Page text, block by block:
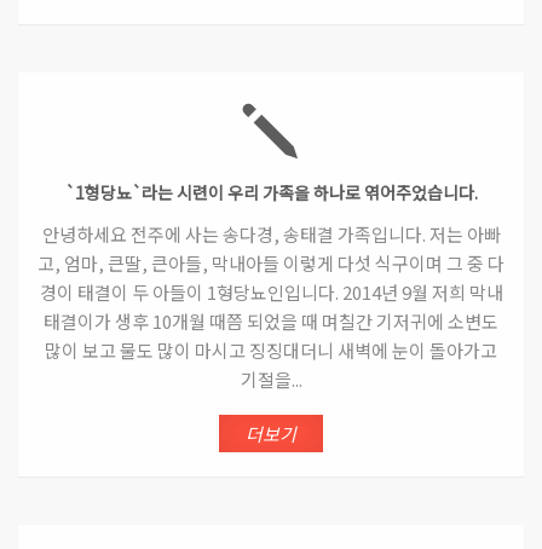
`1형당뇨`라는 시련이 우리 가족을 하나로 엮어주었습니다.
안녕하세요 전주에 사는 송다경, 송태결 가족입니다. 저는 아빠
고, 엄마, 큰딸, 큰아들, 막내아들 이렇게 다섯 식구이며 그 중 다
경이 태결이 두 아들이 1형당뇨인입니다. 2014년 9월 저희 막내
태결이가 생후 10개월 때쯤 되었을 때 며칠간 기저귀에 소변도
많이 보고 물도 많이 마시고 징징대더니 새벽에 눈이 돌아가고
기절을...
더보기